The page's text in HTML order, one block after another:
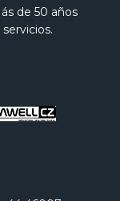
de 50 años